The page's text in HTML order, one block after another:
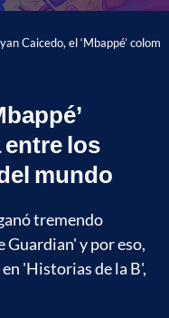
Caicedo, el ‘Mbappé’
los
mundo
tremendo
y por eso,
'Historias de la B',